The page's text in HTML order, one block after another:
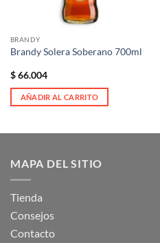
BRANDY
Brandy Solera Soberano 700ml
$66.004
AÑADIR AL CARRITO
MAPA DEL SITIO
Tienda
Consejos
Contacto